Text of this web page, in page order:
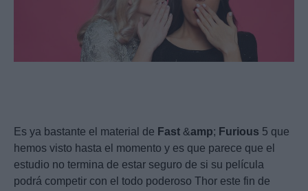
Es ya bastante el material de Fast &amp; Furious 5 que
hemos visto hasta el momento y es que parece que el
estudio no termina de estar seguro de si su película
podrá competir con el todo poderoso Thor este fin de